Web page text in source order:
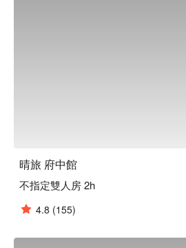
晴旅 府中館
不指定雙人房 2h
4.8 (155)